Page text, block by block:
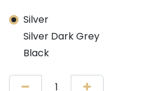
Silver
Silver Dark Grey
Black